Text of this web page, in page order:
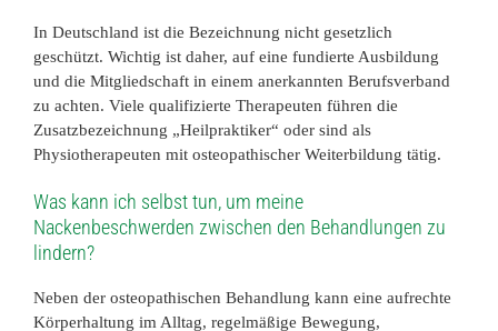
In Deutschland ist die Bezeichnung nicht gesetzlich
geschützt. Wichtig ist daher, auf eine fundierte Ausbildung
und die Mitgliedschaft in einem anerkannten Berufsverband
zu achten. Viele qualifizierte Therapeuten führen die
Zusatzbezeichnung „Heilpraktiker“ oder sind als
Physiotherapeuten mit osteopathischer Weiterbildung tätig.
Was kann ich selbst tun, um meine
Nackenbeschwerden zwischen den Behandlungen zu
lindern?
Neben der osteopathischen Behandlung kann eine aufrechte
Körperhaltung im Alltag, regelmäßige Bewegung,